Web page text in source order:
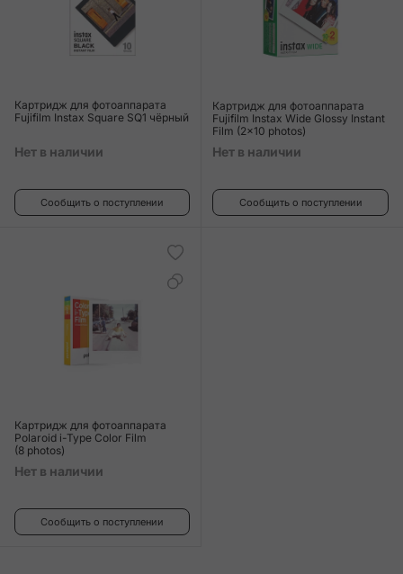
Картридж для фотоаппарата
Fujifilm Instax Square SQ1 чёрный
Нет в наличии
Сообщить о поступлении
Картридж для фотоаппарата
Fujifilm Instax Wide Glossy Instant
Film (2x10 photos)
Нет в наличии
Сообщить о поступлении
Картридж для фотоаппарата
Polaroid i-Type Color Film
(8 photos)
Нет в наличии
Сообщить о поступлении